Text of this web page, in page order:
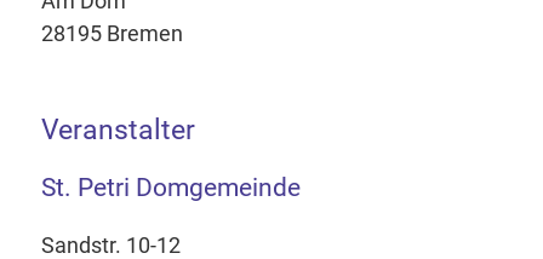
28195 Bremen
Veranstalter
St. Petri Domgemeinde
Sandstr. 10-12